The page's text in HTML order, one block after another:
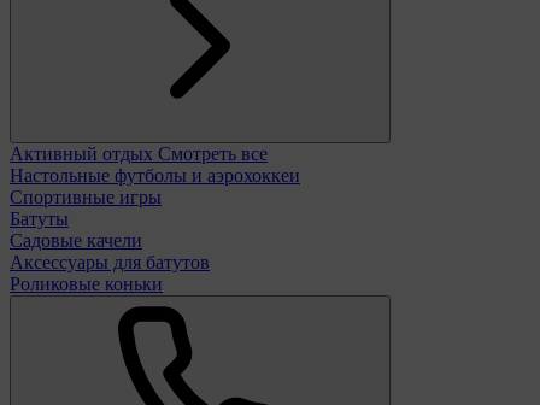
Активный отдых Смотреть все
Настольные футболы и аэрохоккеи
Спортивные игры
Батуты
Садовые качели
Аксессуары для батутов
Роликовые коньки